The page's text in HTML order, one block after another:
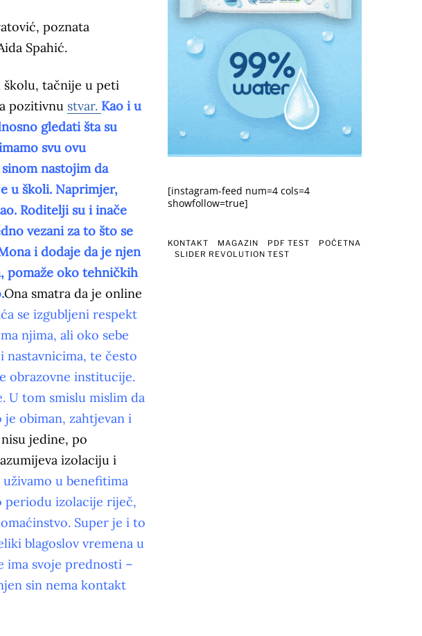
poznata
Spahić.
školu, tačnije u peti
pozitivnu stvar. Kao i u
gledati šta su
svu ovu
nastojim da
u školi. Naprimjer,
Roditelji su i inače
vezani za to što se
i dodaje da je njen
pomaže oko tehničkih
Ona smatra da je online
se izgubljeni respekt
njima, ali oko sebe
te često
obrazovne institucije.
U tom smislu mislim da
obiman, zahtjevan i
jedine, po
izolaciju i
u benefitima
periodu izolacije riječ,
Super je i to
blagoslov vremena u
ima svoje prednosti –
sin nema kontakt
[instagram-feed num=4 cols=4
showfollow=true]
KONTAKT MAGAZIN PDF TEST
POČETNA
SLIDER REVOLUTION TEST